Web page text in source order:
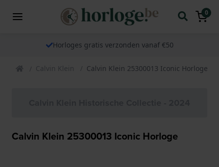
0
Horloges gratis verzonden vanaf €50
Calvin Klein Calvin Klein 25300013 Iconic Horloge
Calvin Klein 25300013 Iconic Horloge